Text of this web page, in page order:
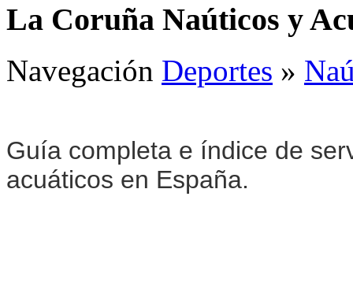
La Coruña Naúticos y
Navegación Deportes »
Guía completa e índice de
acuáticos en España.